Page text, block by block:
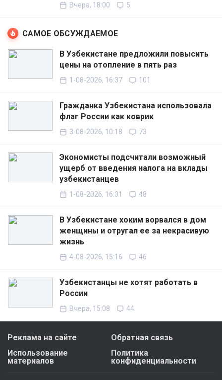
Вчера, 18:00 5
САМОЕ ОБСУЖДАЕМОЕ
В Узбекистане предложили повысить
цены на отопление в пять раз
1-08-2026, 16:37 101
Гражданка Узбекистана использовала
флаг России как коврик
3-08-2026, 10:18 73
Экономисты подсчитали возможный
ущерб от введения налога на вклады
узбекистанцев
1-08-2026, 16:31 48
В Узбекистане хоким ворвался в дом
женщины и отругал ее за некрасивую
жизнь
4-08-2026, 15:16 46
Узбекистанцы не хотят работать в
России
Вчера, 15:08 44
Реклама на сайте
Обратная связь
Использование
материалов
Политика
конфиденциальности